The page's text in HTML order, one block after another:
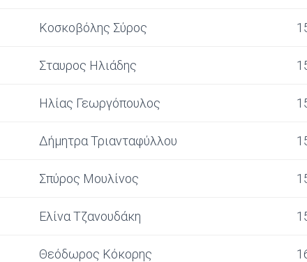
Κοσκοβόλης Σύρος
Σταυρος Ηλιάδης
Ηλίας Γεωργόπουλος
Δήμητρα Τριανταφύλλου
Σπύρος Μουλίνος
Ελίνα Τζανουδάκη
Θεόδωρος Κόκορης